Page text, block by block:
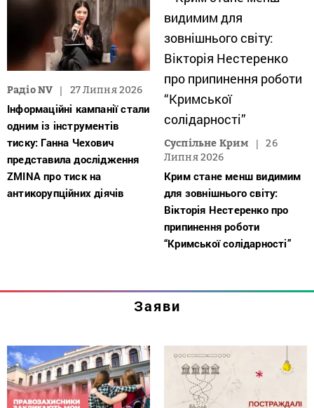
Радіо NV 27 Липня 2026
Інформаційні кампанії стали
одним із інструментів
тиску: Ганна Чехович
представила дослідження
ZMINA про тиск на
антикорупційних діячів
Суспільне Крим
26
Липня 2026
Крим стане менш видимим
для зовнішнього світу:
Вікторія Нестеренко про
припинення роботи
“Кримської солідарності”
Заяви